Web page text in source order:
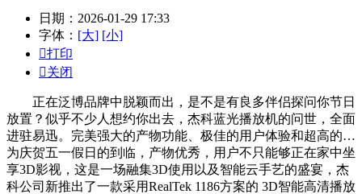
日期：2026-01-29 17:33
字体： [大] [小]
打印
关闭
正在泛博品牌中脱颖而出，是不是有良多伴侣探问你节日
放置？似乎不少人想约你出去，杰科蓝光播放机的问世，全面
进驻易迅。完美强大的产物功能、极佳的用户体验和超高的…
为庆贺五一假日的到临，产物优秀，用户不只能够正在家中坐
享3D影视，这是一场融集3D使用以及智能云手艺的盛宴，杰
科公司新推出了一款采用RealTek 1186方案的 3D智能高清播放